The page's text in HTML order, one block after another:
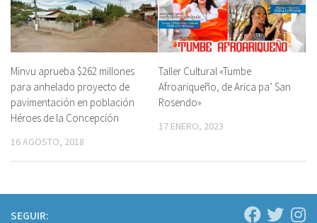
Minvu aprueba $262 millones
para anhelado proyecto de
pavimentación en población
Héroes de la Concepción
16 AGOSTO, 2018
Taller Cultural «Tumbe
Afroariqueño, de Arica pa’ San
Rosendo»
17 ENERO, 2023
SEGUIR: